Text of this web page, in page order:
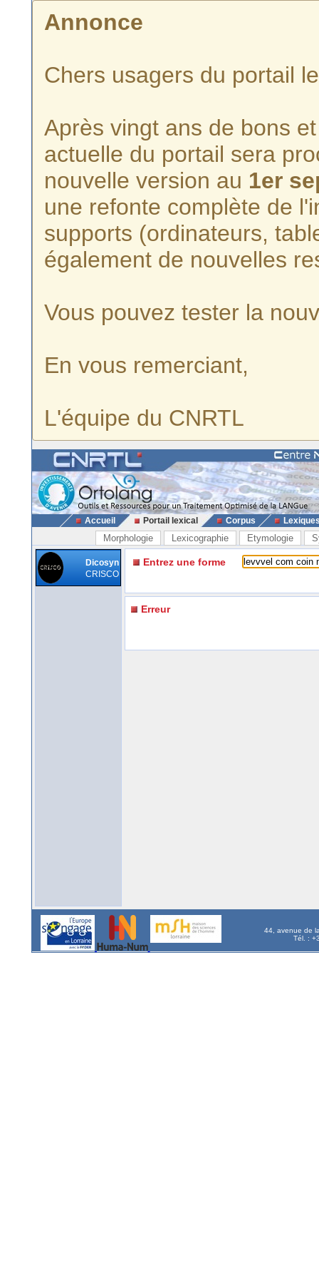
Annonce
Chers usagers du portail
Après vingt ans de bons
actuelle du portail sera
nouvelle version au 1er
une refonte complète de
supports (ordinateurs,
également de nouvelles
Vous pouvez tester la
En vous remerciant,
L'équipe du CNRTL
Accueil Portail lexical Corpus
Morphologie Lexicographie Etymologie
Dicosyn
CRISCO
Entrez une forme
Erreur
44, avenue de
Tél. :